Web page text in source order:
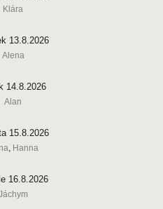
Klára
13.8.2026
Alena
14.8.2026
Alan
15.8.2026
, Hanna
16.8.2026